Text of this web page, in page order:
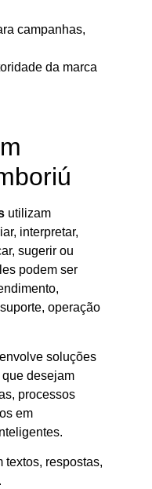
campanhas,
da marca
utilizam
interpretar,
sugerir ou
podem ser
operação
soluções
desejam
processos
em
textos, respostas,